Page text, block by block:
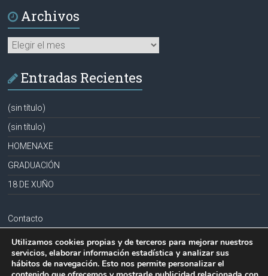
Archivos
Archivos
Entradas Recientes
(sin título)
(sin título)
HOMENAXE
GRADUACIÓN
18 DE XUÑO
Contacto
Aviso legal
Política de privacidad
Utilizamos cookies propias y de terceros para mejorar nuestros
servicios, elaborar información estadística y analizar sus
hábitos de navegación. Esto nos permite personalizar el